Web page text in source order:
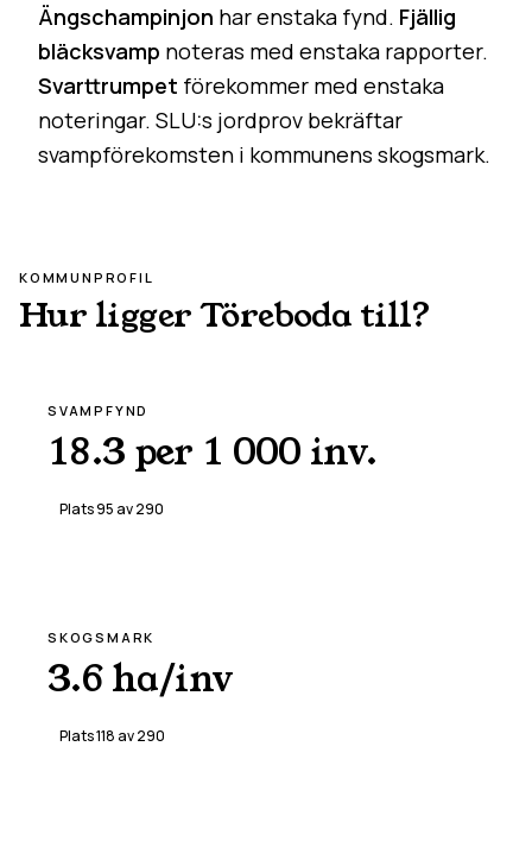
Ängschampinjon har enstaka fynd. Fjällig
bläcksvamp noteras med enstaka rapporter.
Svarttrumpet förekommer med enstaka
noteringar. SLU:s jordprov bekräftar
svampförekomsten i kommunens skogsmark.
KOMMUNPROFIL
Hur liggerTöreboda till?
SVAMPFYND
18.3 per 1 000 inv.
Plats95 av290
SKOGSMARK
3.6 ha/inv
Plats118 av290